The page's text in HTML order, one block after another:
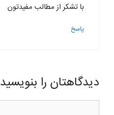
با تشکر از مطالب مفیدتون
پاسخ
دیدگاهتان را بنویسید
دیدگاه